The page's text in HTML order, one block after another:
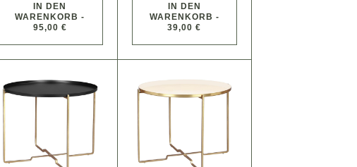
IN DEN
WARENKORB -
95,00 €
IN DEN
WARENKORB -
39,00 €